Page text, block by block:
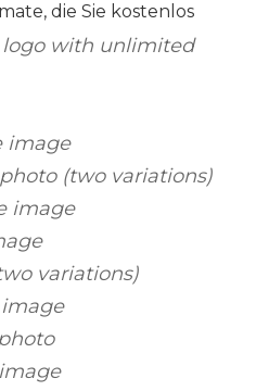
die Sie kostenlos
with unlimited
image
(two variations)
image
variations)